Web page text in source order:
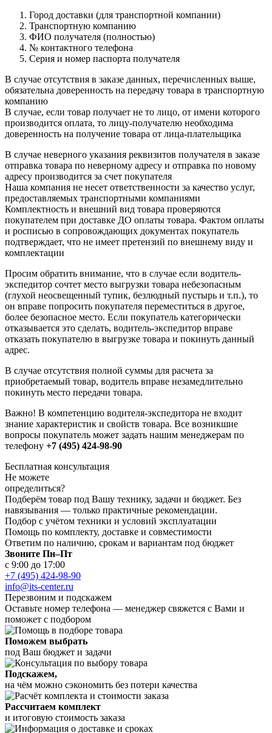
Город доставки (для транспортной компании)
Транспортную компанию
ФИО получателя (полностью)
№ контактного телефона
Серия и номер паспорта получателя
В случае отсутствия в заказе данных, перечисленных выше,
обязательна доверенность на передачу товара в транспортную
компанию
В случае, если товар получает не то лицо, от имени которого
производится оплата, то лицу-получателю необходима
доверенность на получение товара от лица-плательщика
В случае неверного указания реквизитов получателя в заказе
отправка товара по неверному адресу и отправка по новому
адресу производится за счет покупателя
Наша компания не несет ответственности за качество услуг,
предоставляемых транспортными компаниями
Комплектность и внешний вид товара проверяются
покупателем при доставке ДО оплаты товара. Фактом оплаты
и росписью в сопровождающих документах покупатель
подтверждает, что не имеет претензий по внешнему виду и
комплектации
Просим обратить внимание, что в случае если водитель-
экспедитор сочтет место выгрузки товара небезопасным
(глухой неосвещенный тупик, безлюдный пустырь и т.п.), то
он вправе попросить покупателя переместиться в другое,
более безопасное место. Если покупатель категорически
отказывается это сделать, водитель-экспедитор вправе
отказать покупателю в выгрузке товара и покинуть данный
адрес.
В случае отсутствия полной суммы для расчета за
приобретаемый товар, водитель вправе незамедлительно
покинуть место передачи товара.
Важно! В компетенцию водителя-экспедитора не входит
знание характеристик и свойств товара. Все возникшие
вопросы покупатель может задать нашим менеджерам по
телефону +7 (495) 424-98-90
Бесплатная консультация
Не можете
определиться?
Подберём товар под Вашу технику, задачи и бюджет. Без
навязывания — только практичные рекомендации.
Подбор с учётом техники и условий эксплуатации
Помощь по комплекту, доставке и совместимости
Ответим по наличию, срокам и вариантам под бюджет
Звоните Пн–Пт
с 9:00 до 17:00
+7 (495) 424-98-90
info@its-center.ru
Перезвоним и подскажем
Оставьте номер телефона — менеджер свяжется с Вами и
поможет с подбором
Поможем выбрать
под Ваш бюджет и задачи
Подскажем,
на чём можно сэкономить без потери качества
Рассчитаем комплект
и итоговую стоимость заказа